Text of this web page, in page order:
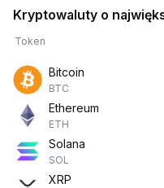
Kryptowaluty o
Token
Bitcoin
BTC
Ethereum
ETH
Solana
SOL
XRP